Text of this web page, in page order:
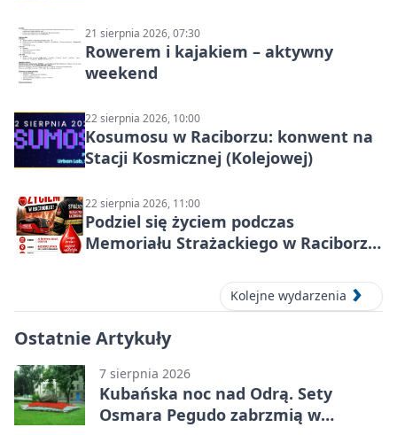
21 sierpnia 2026, 07:30
Rowerem i kajakiem – aktywny
weekend
22 sierpnia 2026, 10:00
Kosumosu w Raciborzu: konwent na
Stacji Kosmicznej (Kolejowej)
22 sierpnia 2026, 11:00
Podziel się życiem podczas
Memoriału Strażackiego w Raciborzu
Kolejne wydarzenia
Ostatnie Artykuły
7 sierpnia 2026
Kubańska noc nad Odrą. Sety
Osmara Pegudo zabrzmią w